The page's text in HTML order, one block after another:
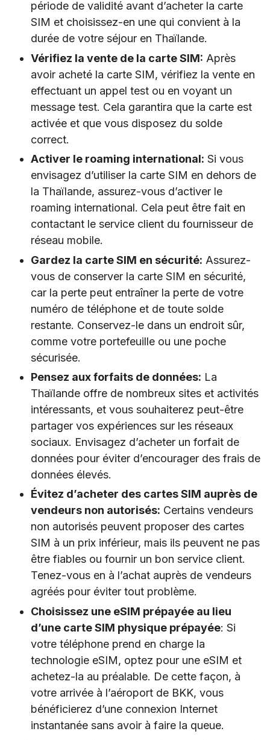
période de validité avant d’acheter la carte
SIM et choisissez-en une qui convient à la
durée de votre séjour en Thaïlande.
Vérifiez la vente de la carte SIM: Après
avoir acheté la carte SIM, vérifiez la vente en
effectuant un appel test ou en voyant un
message test. Cela garantira que la carte est
activée et que vous disposez du solde
correct.
Activer le roaming international: Si vous
envisagez d’utiliser la carte SIM en dehors de
la Thaïlande, assurez-vous d’activer le
roaming international. Cela peut être fait en
contactant le service client du fournisseur de
réseau mobile.
Gardez la carte SIM en sécurité: Assurez-
vous de conserver la carte SIM en sécurité,
car la perte peut entraîner la perte de votre
numéro de téléphone et de toute solde
restante. Conservez-le dans un endroit sûr,
comme votre portefeuille ou une poche
sécurisée.
Pensez aux forfaits de données: La
Thaïlande offre de nombreux sites et activités
intéressants, et vous souhaiterez peut-être
partager vos expériences sur les réseaux
sociaux. Envisagez d’acheter un forfait de
données pour éviter d’encourager des frais de
données élevés.
Évitez d’acheter des cartes SIM auprès de
vendeurs non autorisés: Certains vendeurs
non autorisés peuvent proposer des cartes
SIM à un prix inférieur, mais ils peuvent ne pas
être fiables ou fournir un bon service client.
Tenez-vous en à l’achat auprès de vendeurs
agréés pour éviter tout problème.
Choisissez une eSIM prépayée au lieu
d’une carte SIM physique prépayée: Si
votre téléphone prend en charge la
technologie eSIM, optez pour une eSIM et
achetez-la au préalable. De cette façon, à
votre arrivée à l’aéroport de BKK, vous
bénéficierez d’une connexion Internet
instantanée sans avoir à faire la queue.